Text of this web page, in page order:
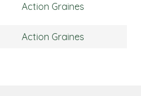
Action Graines
Action Graines